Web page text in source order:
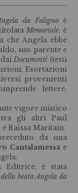
da Folignoè
Memoriale, è
che Angela ebbe
suo parente e
daiDocumenti (testi
Esortazioni
provenienti
lettere,
vigore mistico
tra gli altri Paul
e Raïssa Maritain.
da una
Cantalamessa e
Editrice, è stata
beata Angela da